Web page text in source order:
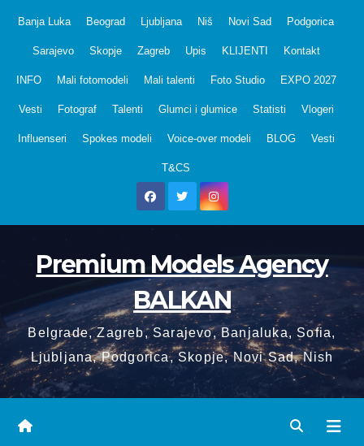
Banja Luka Beograd Ljubljana Niš Novi Sad Podgorica
Sarajevo Skopje Zagreb Upis KLIJENTI Kontakt
INFO Mali fotomodeli Mali talenti Foto Studio EXPO 2027
Vesti Fotograf Talenti Glumci i glumice Statisti Vlogeri
Influenseri Spokes modeli Voice-over modeli BLOG Vesti
T&CS
Premium Models Agency
BALKAN
Belgrade, Zagreb, Sarajevo, Banjaluka, Sofia,
Ljubljana, Podgorica, Skopje, Novi Sad, Nish